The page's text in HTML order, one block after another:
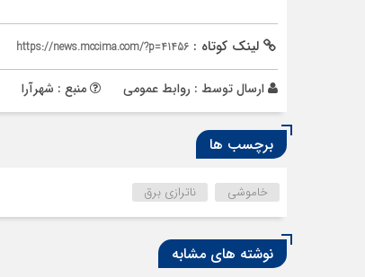
لینک کوتاه : https://news.mccima.com/?p=41456
ارسال توسط : روابط عمومی منبع : شهرآرا
برچسب ها
خاموشی ناترازی برق
نوشته های مشابه